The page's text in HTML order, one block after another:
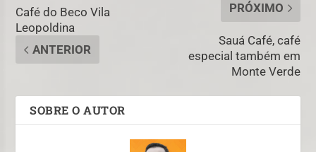
Café do Beco Vila
Leopoldina
ANTERIOR
PRÓXIMO
Sauá Café, café
especial também em
Monte Verde
SOBRE O AUTOR